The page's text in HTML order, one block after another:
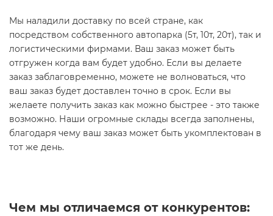
Мы наладили доставку по всей стране, как
посредством собственного автопарка (5т, 10т, 20т), так и
логистическими фирмами. Ваш заказ может быть
отгружен когда вам будет удобно. Если вы делаете
заказ заблаговременно, можете не волноваться, что
ваш заказ будет доставлен точно в срок. Если вы
желаете получить заказ как можно быстрее - это также
возможно. Наши огромные склады всегда заполнены,
благодаря чему ваш заказ может быть укомплектован в
тот же день.
Чем мы отличаемся от конкурентов: